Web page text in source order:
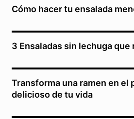
Cómo hacer tu ensalada
3 Ensaladas sin lechuga
Transforma una ramen en el
delicioso de tu vida